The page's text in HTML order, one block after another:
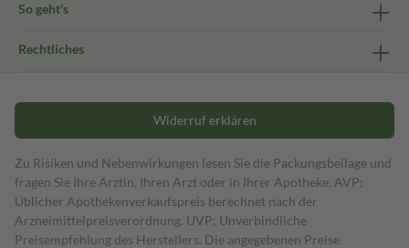
So geht's
Rechtliches
Widerruf erklären
Zu Risiken und Nebenwirkungen lesen Sie die Packungsbeilage und
fragen Sie Ihre Ärztin, Ihren Arzt oder in Ihrer Apotheke. AVP:
Üblicher Apothekenverkaufspreis berechnet nach der
Arzneimittelpreisverordnung. UVP: Unverbindliche
Preisempfehlung des Herstellers. Die angegebenen Preise